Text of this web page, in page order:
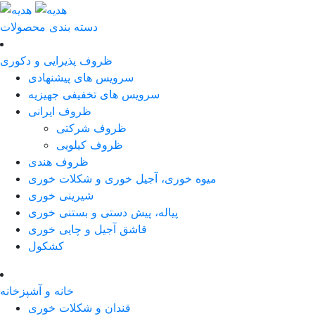
دسته بندی محصولات
ظروف پذیرایی و دکوری
سرویس های پیشنهادی
سرویس های تخفیفی جهیزیه
ظروف ایرانی
ظروف شرکتی
ظروف کیلویی
ظروف هندی
میوه خوری، آجیل خوری و شکلات خوری
شیرینی خوری
پیاله، پیش دستی و بستنی خوری
قاشق آجیل و چایی خوری
کشکول
خانه و آشپزخانه
قندان و شکلات خوری